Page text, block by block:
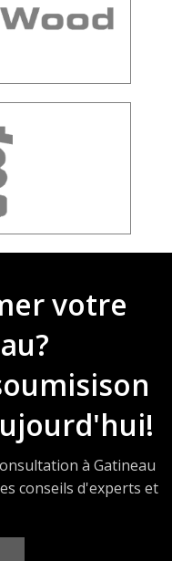
votre
à Gatineau
conseils d'experts et